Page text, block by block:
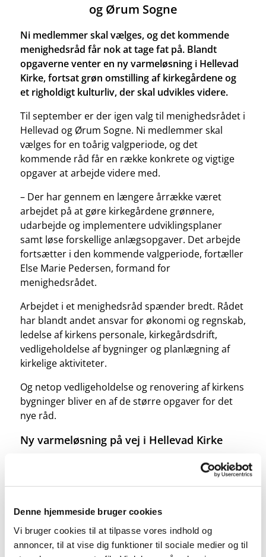
Denne hjemmeside bruger cookies
Vi bruger cookies til at tilpasse vores indhold og
annoncer, til at vise dig funktioner til sociale medier og til
og Ørum Sogne
Ni medlemmer skal vælges, og det kommende
menighedsråd får nok at tage fat på. Blandt
opgaverne venter en ny varmeløsning i Hellevad
Kirke, fortsat grøn omstilling af kirkegårdene og
et righoldigt kulturliv, der skal udvikles videre.
Til september er der igen valg til menighedsrådet i
Hellevad og Ørum Sogne. Ni medlemmer skal
vælges for en toårig valgperiode, og det
kommende råd får en række konkrete og vigtige
opgaver at arbejde videre med.
– Der har gennem en længere årrække været
arbejdet på at gøre kirkegårdene grønnere,
udarbejde og implementere udviklingsplaner
samt løse forskellige anlægsopgaver. Det arbejde
fortsætter i den kommende valgperiode, fortæller
Else Marie Pedersen, formand for
menighedsrådet.
Arbejdet i et menighedsråd spænder bredt. Rådet
har blandt andet ansvar for økonomi og regnskab,
ledelse af kirkens personale, kirkegårdsdrift,
vedligeholdelse af bygninger og planlægning af
kirkelige aktiviteter.
Og netop vedligeholdelse og renovering af kirkens
bygninger bliver en af de større opgaver for det
nye råd.
Ny varmeløsning på vej i Hellevad Kirke
I Hellevad Kirke arbejdes der i øjeblikket på at
opvarme kirken ordentligt, og det har især kunnet
– Der arbejdes i øjeblikket ihærdigt på en